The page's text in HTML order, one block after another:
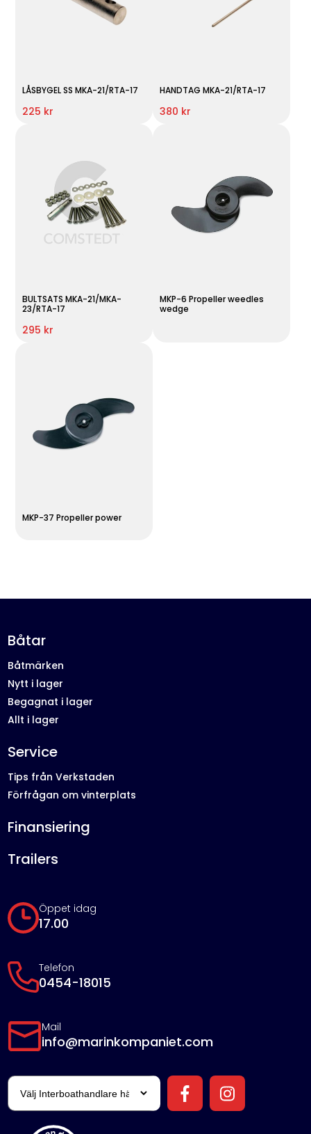
LÅSBYGEL SS MKA-21/RTA-17
225 kr
HANDTAG MKA-21/RTA-17
380 kr
BULTSATS MKA-21/MKA-
23/RTA-17
295 kr
MKP-6 Propeller weedles
wedge
MKP-37 Propeller power
Öppet idag
17.00
Telefon
0454-18015
Mail
info@marinkompaniet.com
Båtar
Båtmärken
Nytt i lager
Begagnat i lager
Allt i lager
Service
Tips från Verkstaden
Förfrågan om vinterplats
Finansiering
Trailers